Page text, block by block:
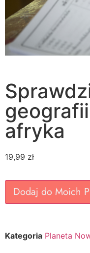
afryka
19,99 zł
Dodaj do Moich
Kategoria Planeta